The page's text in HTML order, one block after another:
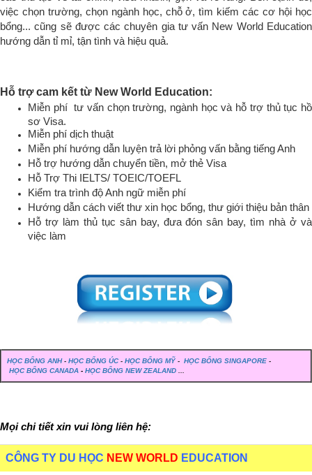
việc chọn trường, chọn ngành học, chỗ ở, tìm kiếm các cơ hội học
bổng... cũng sẽ được các chuyên gia tư vấn New World Education
hướng dẫn tỉ mỉ, tận tình và hiệu quả.
Hỗ trợ cam kết từ New World Education:
Miễn phí tư vấn chọn trường, ngành học và hỗ trợ thủ tục hồ
sơ Visa.
Miễn phí dịch thuật
Miễn phí hướng dẫn luyện trả lời phỏng vấn bằng tiếng Anh
Hỗ trợ hướng dẫn chuyển tiền, mở thẻ Visa
Hỗ Trợ Thi IELTS/ TOEIC/TOEFL
Kiểm tra trình độ Anh ngữ miễn phí
Hướng dẫn cách viết thư xin học bổng, thư giới thiệu bản thân
Hỗ trợ làm thủ tục sân bay, đưa đón sân bay, tìm nhà ở và
việc làm
HỌC BỔNG ANH- HỌC BỔNG ÚC- HỌC BỔNG MỸ - HỌC BỔNG SINGAPORE -
HỌC BỔNG CANADA - HỌC BỔNG NEW ZEALAND ...
Mọi chi tiết xin vui lòng liên hệ:
CÔNG TY DU HỌC NEW WORLD EDUCATION